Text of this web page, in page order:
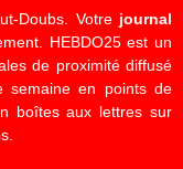
Doubs. Votre journal
HEBDO25 est un
de proximité diffusé
semaine en points de
boîtes aux lettres sur